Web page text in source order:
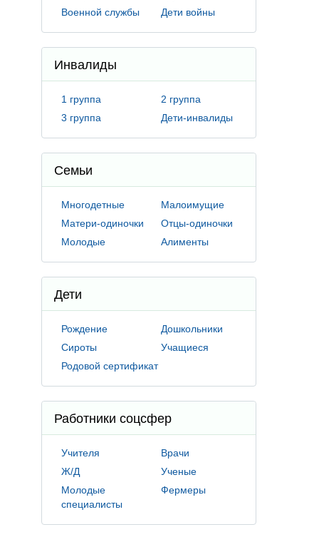
Военной службы
Дети войны
Инвалиды
1 группа
2 группа
3 группа
Дети-инвалиды
Семьи
Многодетные
Малоимущие
Матери-одиночки
Отцы-одиночки
Молодые
Алименты
Дети
Рождение
Дошкольники
Сироты
Учащиеся
Родовой сертификат
Работники соцсфер
Учителя
Врачи
Ж/Д
Ученые
Молодые
специалисты
Фермеры